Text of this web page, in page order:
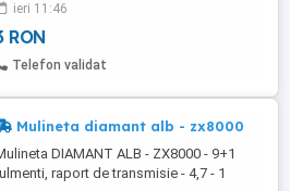
en detail.
ieri 11:46
RON
Telefon validat
Mulineta diamant alb - zx8000
DIAMANT ALB - ZX8000 - 9+1
raport de transmisie - 4,7 - 1